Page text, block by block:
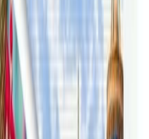
पटक वृद्धि